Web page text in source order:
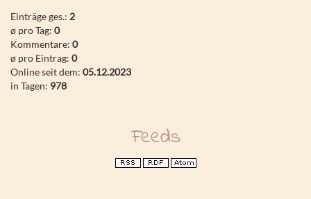
Einträge ges.: 2
ø pro Tag: 0
Kommentare: 0
ø pro Eintrag: 0
Online seit dem: 05.12.2023
in Tagen: 978
Feeds